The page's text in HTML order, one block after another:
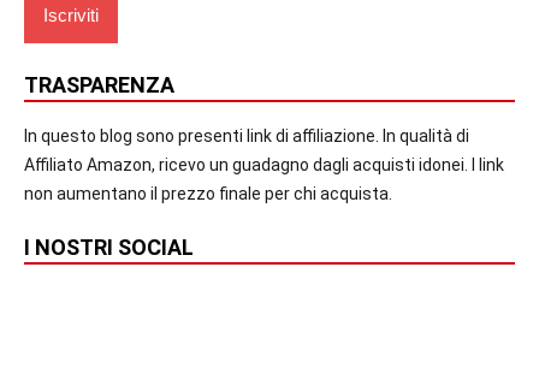
TRASPARENZA
In questo blog sono presenti link di affiliazione. In qualità di
Affiliato Amazon, ricevo un guadagno dagli acquisti idonei. I link
non aumentano il prezzo finale per chi acquista.
I NOSTRI SOCIAL